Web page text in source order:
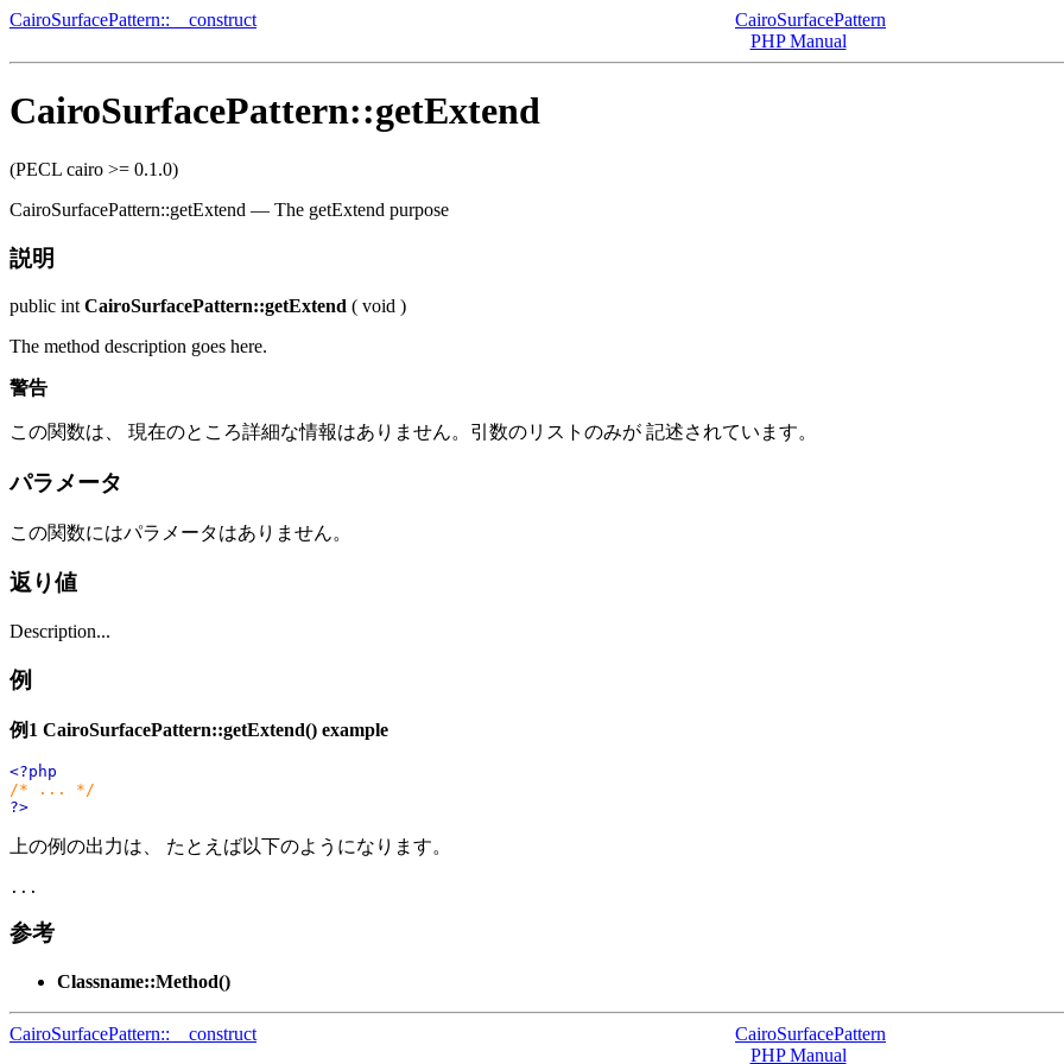
CairoSurfacePattern::__construct
CairoSurfacePattern
PHP Manual
CairoSurfacePattern::getExtend
(PECL cairo >= 0.1.0)
CairoSurfacePattern::getExtend — The getExtend purpose
説明
public int CairoSurfacePattern::getExtend ( void )
The method description goes here.
警告
この関数は、 現在のところ詳細な情報はありません。引数のリストのみが 記述されています。
パラメータ
この関数にはパラメータはありません。
返り値
Description...
例
例1 CairoSurfacePattern::getExtend() example
<?php
/* ... */
?>
上の例の出力は、 たとえば以下のようになります。
参考
Classname::Method()
CairoSurfacePattern::__construct
CairoSurfacePattern
PHP Manual